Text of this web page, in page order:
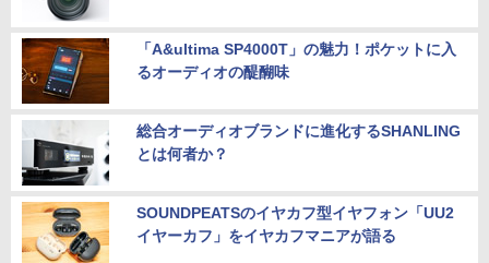
「A&ultima SP4000T」の魅力！ポケットに入
るオーディオの醍醐味
総合オーディオブランドに進化するSHANLING
とは何者か？
SOUNDPEATSのイヤカフ型イヤフォン「UU2
イヤーカフ」をイヤカフマニアが語る